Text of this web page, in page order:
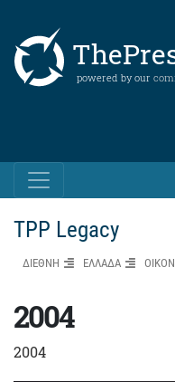
powered by our
TPP Legacy
ΔΙΕΘΝΗ ΕΛΛΑΔΑ
2004
2004